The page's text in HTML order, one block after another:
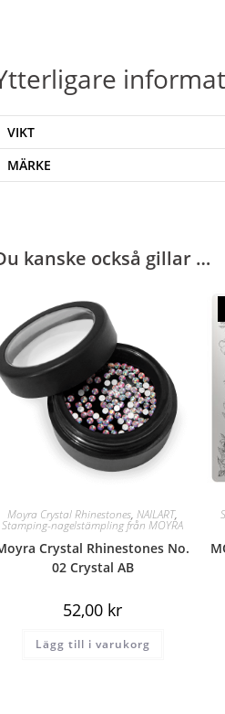
VIKT
MÄRKE
kanske också gillar …
Moyra Crystal Rhinestones,NAILART,
Stamping-nagelstämpling från MOYRA
Crystal Rhinestones No.
02 Crystal AB
52,00 kr
Lägg till i varukorg